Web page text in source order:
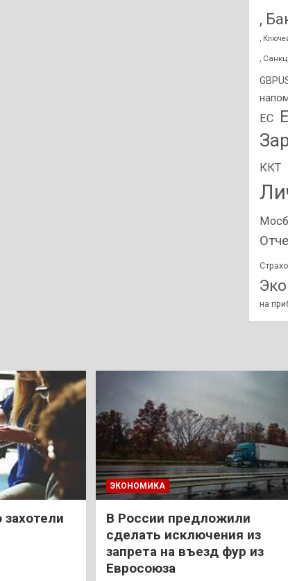
,
,
,
ЕС
ККТ
на
ЭКОНОМИКА
В России предложили
сделать исключения из
запрета на въезд фур из
Евросоюза